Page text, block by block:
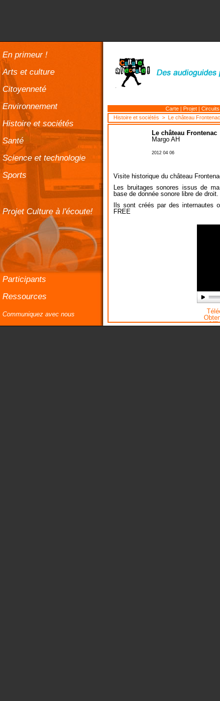
En primeur !
Arts et culture
Citoyenneté
Environnement
Histoire et sociétés
Santé
Science et technologie
Sports
Projet Culture à l'écoute!
Participants
Ressources
Communiquez avec nous
Carte | Projet |
Histoire et sociétés > Le château Frontenac
Le château Frontenac
Margo AH
2012 04 06
Visite historique du château
Les bruitages sonores issus de
base de donnée sonore libre de droit.
Ils sont créés par des internautes
FREE